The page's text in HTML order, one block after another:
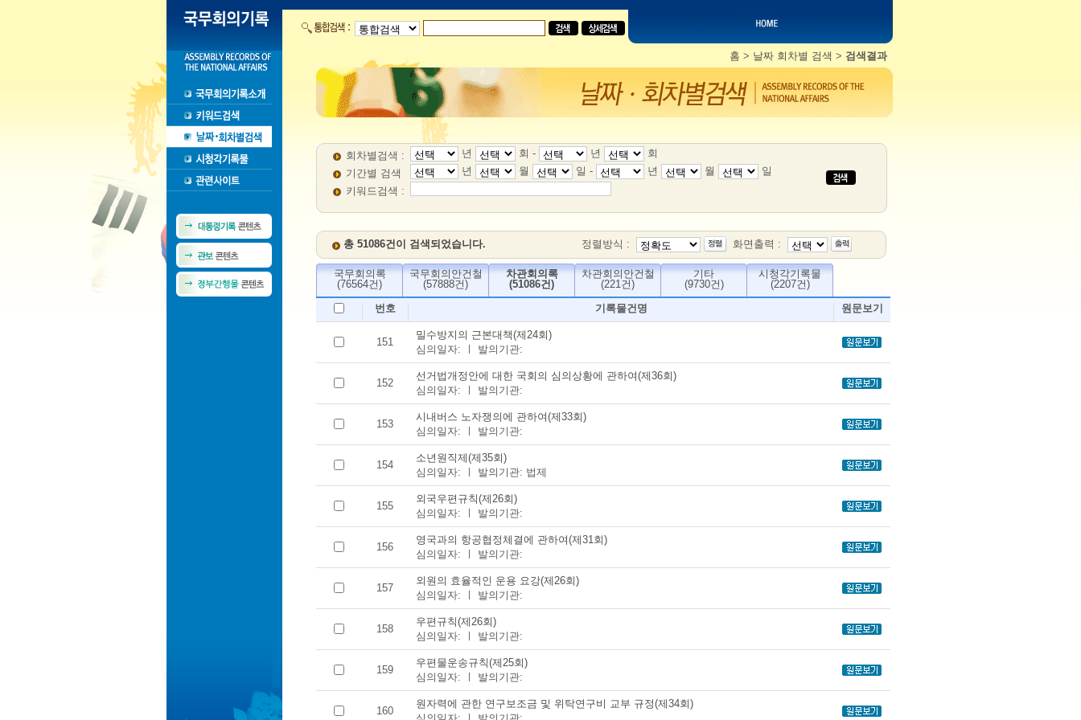
홈 > 날짜 회차별 검색 > 검색결과
회차별검색 : 년 회 - 년
회
기간별 검색
년 월 일 - 년 월
일
키워드검색 :
총 51086건이 검색되었습니다. 정렬방식 : 화면출력 :
국무회의록
(76564건)
국무회의안건철
(57888건)
차관회의록
(51086건)
차관회의안건철
(221건)
기타
(9730건)
시청각기록물
(2207건)
번호
기록물건명 원문보기
151
밀수방지의 근본대책(제24회)
심의일자: ㅣ 발의기관:
152
선거법개정안에 대한 국회의 심의상황에 관하여(제36회)
심의일자: ㅣ 발의기관:
153
시내버스 노자쟁의에 관하여(제33회)
심의일자: ㅣ 발의기관:
154
소년원직제(제35회)
심의일자: ㅣ 발의기관: 법제
155
외국우편규칙(제26회)
심의일자: ㅣ 발의기관:
156
영국과의 항공협정체결에 관하여(제31회)
심의일자: ㅣ 발의기관:
157
외원의 효율적인 운용 요강(제26회)
심의일자: ㅣ 발의기관:
158
우편규칙(제26회)
심의일자: ㅣ 발의기관:
159
우편물운송규칙(제25회)
심의일자: ㅣ 발의기관:
160
원자력에 관한 연구보조금 및 위탁연구비 교부 규정(제34회)